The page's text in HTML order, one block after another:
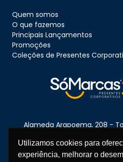
Utilizamos cookies para
experiência, melhorar o
Quem somos
O que fazemos
Principais Lançamentos
Promoções
Coleções de Presentes
Alameda Arapoema, 208 -
06460-